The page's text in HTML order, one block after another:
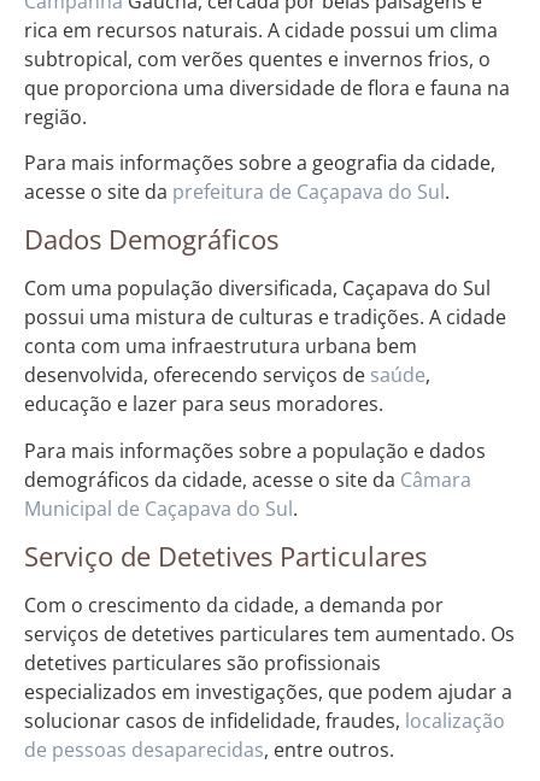
rica em recursos naturais. A cidade possui um clima
subtropical, com verões quentes e invernos frios, o
que proporciona uma diversidade de flora e fauna na
região.
Para mais informações sobre a geografia da cidade,
acesse o site da prefeitura de Caçapava do Sul.
Dados Demográficos
Com uma população diversificada, Caçapava do Sul
possui uma mistura de culturas e tradições. A cidade
conta com uma infraestrutura urbana bem
desenvolvida, oferecendo serviços de saúde,
educação e lazer para seus moradores.
Para mais informações sobre a população e dados
demográficos da cidade, acesse o site da Câmara
Municipal de Caçapava do Sul.
Serviço de Detetives Particulares
Com o crescimento da cidade, a demanda por
serviços de detetives particulares tem aumentado. Os
detetives particulares são profissionais
especializados em investigações, que podem ajudar a
solucionar casos de infidelidade, fraudes, localização
de pessoas desaparecidas, entre outros.